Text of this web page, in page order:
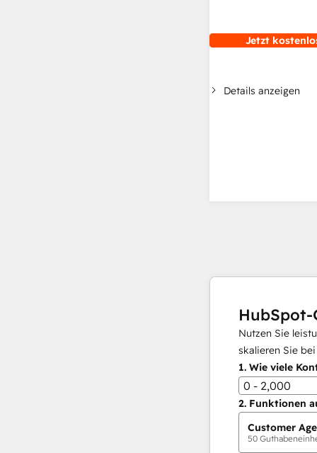
Jetzt
Details anzeigen
HubSpot-
Nutzen Sie
skalieren Sie
1. Wie viele
0 - 2,000
2. Funktionen
Customer
50